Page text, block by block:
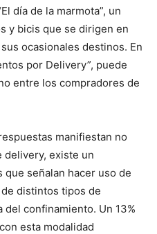
día de la marmota”, un
y bicis que se dirigen en
ocasionales destinos. En
por Delivery”, puede
entre los compradores de
manifiestan no
delivery, existe un
señalan hacer uso de
distintos tipos de
confinamiento. Un 13%
esta modalidad